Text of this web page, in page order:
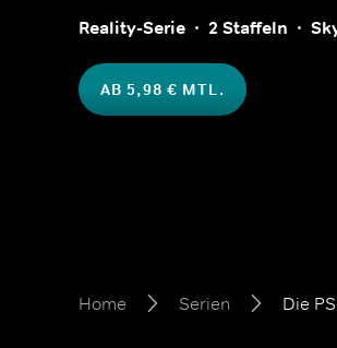
Reality-Serie 2 Staffeln
AB 5,98 € MTL.
Home Serien Die